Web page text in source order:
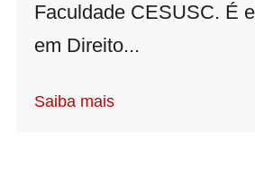
Faculdade CESUSC. É
em Direito...
Saiba mais